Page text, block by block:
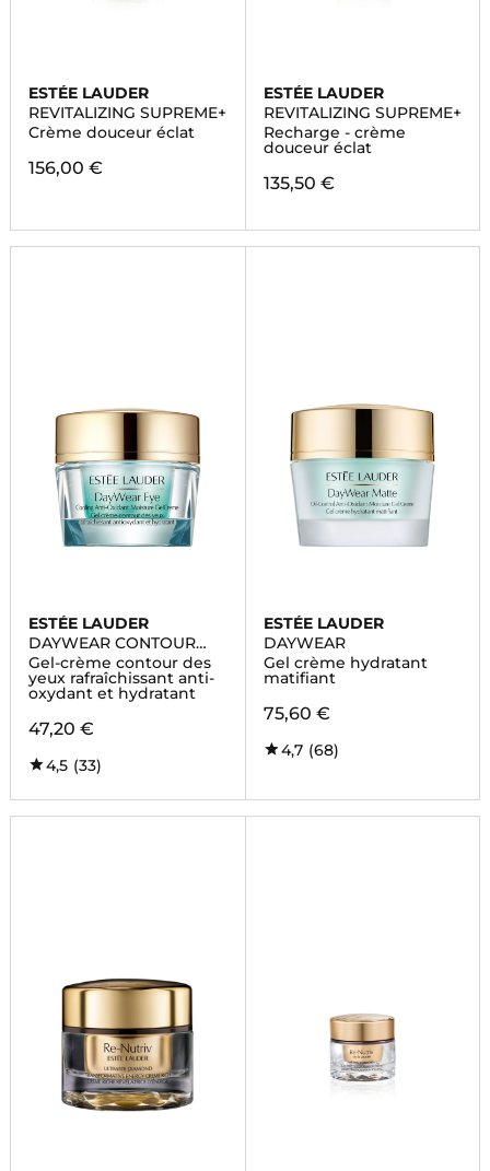
ESTÉE LAUDER
REVITALIZING SUPREME+
Crème douceur éclat
156,00 €
ESTÉE LAUDER
REVITALIZING SUPREME+
Recharge - crème
douceur éclat
135,50 €
ESTÉE LAUDER
DAYWEAR CONTOUR
DES YEUX
Gel-crème contour des
yeux rafraîchissant anti-
oxydant et hydratant
47,20 €
4,5 (33)
ESTÉE LAUDER
DAYWEAR
Gel crème hydratant
matifiant
75,60 €
4,7 (68)